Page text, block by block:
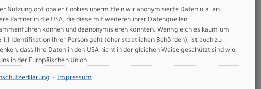
Nutzung optionaler Cookies übermitteln wir anonymisierte Daten u.a. an
Partner in die USA, die diese mit weiteren ihrer Datenquellen
können und deanonymisieren könnten. Wenngleich es kaum um
1:1-Identifikation Ihrer Person geht (eher staatlichen Behörden), ist auch zu
dass Ihre Daten in den USA nicht in der gleichen Weise geschützt sind wie
in der Europäischen Union.
— Impressum